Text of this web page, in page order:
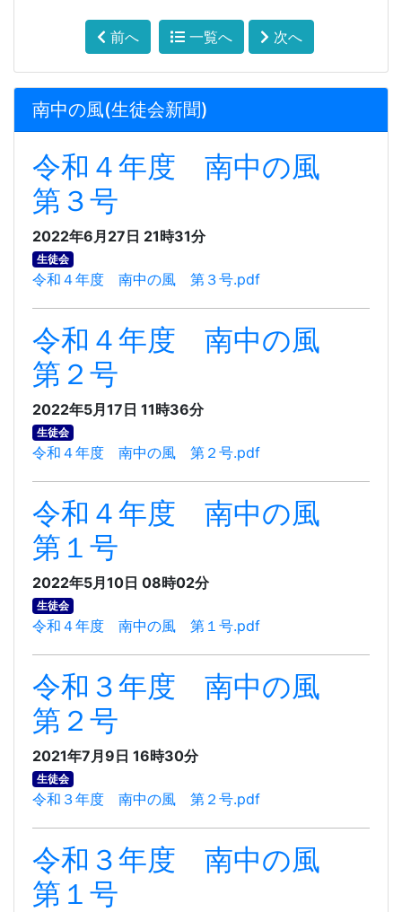
前へ 一覧へ 次へ
南中の風(生徒会新聞)
令和４年度 南中の風
第３号
2022年6月27日 21時31分
生徒会
令和４年度 南中の風 第３号.pdf
令和４年度 南中の風
第２号
2022年5月17日 11時36分
生徒会
令和４年度 南中の風 第２号.pdf
令和４年度 南中の風
第１号
2022年5月10日 08時02分
生徒会
令和４年度 南中の風 第１号.pdf
令和３年度 南中の風
第２号
2021年7月9日 16時30分
生徒会
令和３年度 南中の風 第２号.pdf
令和３年度 南中の風
第１号